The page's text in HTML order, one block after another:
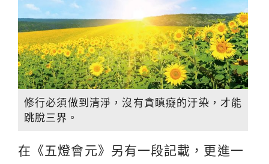
修行必須做到清淨，沒有貪瞋癡的汙染，才能
跳脫三界。
在《五燈會元》另有一段記載，更進一